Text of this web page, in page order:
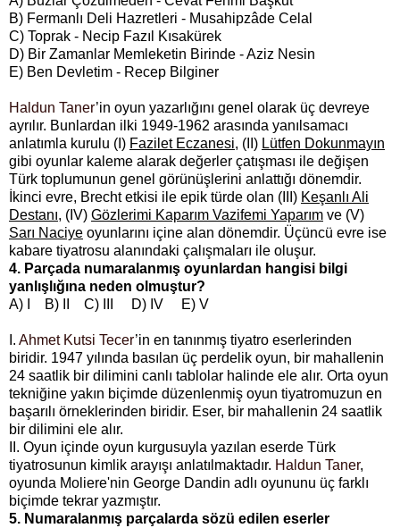
B) Fermanlı Deli Hazretleri - Musahipzâde Celal
C) Toprak - Necip Fazıl Kısakürek
D) Bir Zamanlar Memleketin Birinde - Aziz Nesin
E) Ben Devletim - Recep Bilginer
Haldun Taner’in oyun yazarlığını genel olarak üç devreye
ayrılır. Bunlardan ilki 1949-1962 arasında yanılsamacı
anlatımla kurulu (I) Fazilet Eczanesi, (II) Lütfen Dokunmayın
gibi oyunlar kaleme alarak değerler çatışması ile değişen
Türk toplumunun genel görünüşlerini anlattığı dönemdir.
İkinci evre, Brecht etkisi ile epik türde olan (III) Keşanlı Ali
Destanı, (IV) Gözlerimi Kaparım Vazifemi Yaparım ve (V)
Sarı Naciye oyunlarını içine alan dönemdir. Üçüncü evre ise
kabare tiyatrosu alanındaki çalışmaları ile oluşur.
4. Parçada numaralanmış oyunlardan hangisi bilgi
yanlışlığına neden olmuştur?
A) I B) II C) III D) IV E) V
I. Ahmet Kutsi Tecer’in en tanınmış tiyatro eserlerinden
biridir. 1947 yılında basılan üç perdelik oyun, bir mahallenin
24 saatlik bir dilimini canlı tablolar halinde ele alır. Orta oyun
tekniğine yakın biçimde düzenlenmiş oyun tiyatromuzun en
başarılı örneklerinden biridir. Eser, bir mahallenin 24 saatlik
bir dilimini ele alır.
II. Oyun içinde oyun kurgusuyla yazılan eserde Türk
tiyatrosunun kimlik arayışı anlatılmaktadır. Haldun Taner,
oyunda Moliere'nin George Dandin adlı oyununu üç farklı
biçimde tekrar yazmıştır.
5. Numaralanmış parçalarda sözü edilen eserler